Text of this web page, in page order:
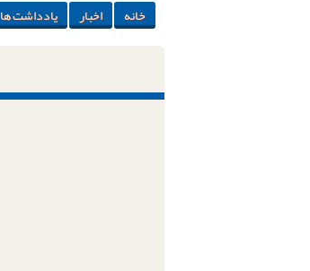
خانه اخبار یادداشت ها